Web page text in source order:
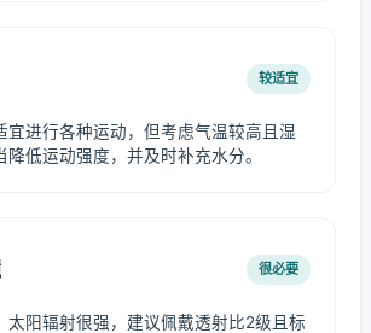
较适宜
宜进行各种运动，但考虑气温较高且湿
降低运动强度，并及时补充水分。
很必要
太阳辐射很强，建议佩戴透射比2级且标